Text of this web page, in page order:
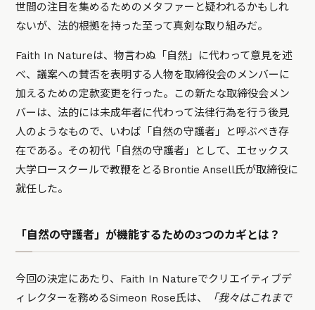
世間の注目を集めるためのメタファーと疑われるかもしれ
ないが、法的根拠を持った至って真剣な取り組みだ。
Faith In Natureは、物言わぬ「自然」に代わって意見を述
べ、議案への賛否を表明する人物を取締役会のメンバーに
加えるための定款変更を行った。この新たな取締役会メン
バーは、法的には未成年者に代わって法律行為を行う後見
人のようなもので、いわば「自然の守護者」と呼ぶべき存
在である。その初代「自然の守護者」として、エセックス
大学ロースクールで教鞭をとるBrontie Ansell氏が取締役に
就任した。
「自然の守護者」が機能するための3つのカギとは？
今回の決定にあたり、Faith In Natureでクリエイティブデ
ィレクターを務めるSimeon Rose氏は、
「我々はこれまで